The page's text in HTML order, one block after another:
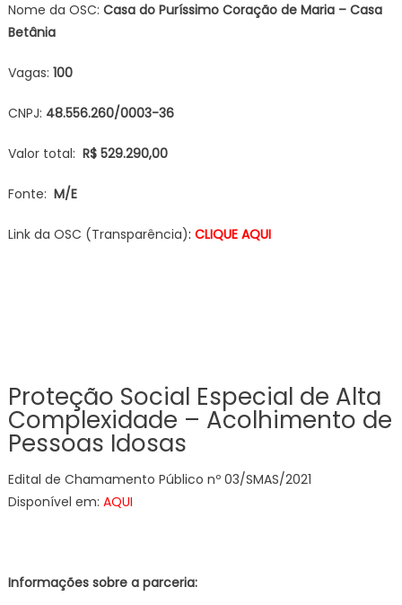
Nome da OSC: Casa do Puríssimo Coração de Maria – Casa
Betânia
Vagas: 100
CNPJ: 48.556.260/0003-36
Valor total: R$ 529.290,00
Fonte: M/E
Link da OSC (Transparência): CLIQUE AQUI
Proteção Social Especial de Alta
Complexidade – Acolhimento de
Pessoas Idosas
Edital de Chamamento Público nº 03/SMAS/2021
Disponível em: AQUI
Informações sobre a parceria: